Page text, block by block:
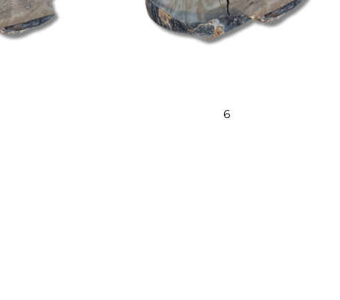
Quick View
6